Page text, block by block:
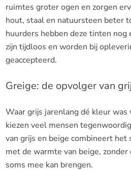
ruimtes groter ogen en zorgen
hout, staal en natuursteen beter
huurders hebben deze tinten nog
zijn tijdloos en worden bij
geaccepteerd.
Greige: de opvolger van
Waar grijs jarenlang dé kleur
kiezen veel mensen
van grijs en beige combineert het
met de warmte van beige,
soms mee kan brengen.